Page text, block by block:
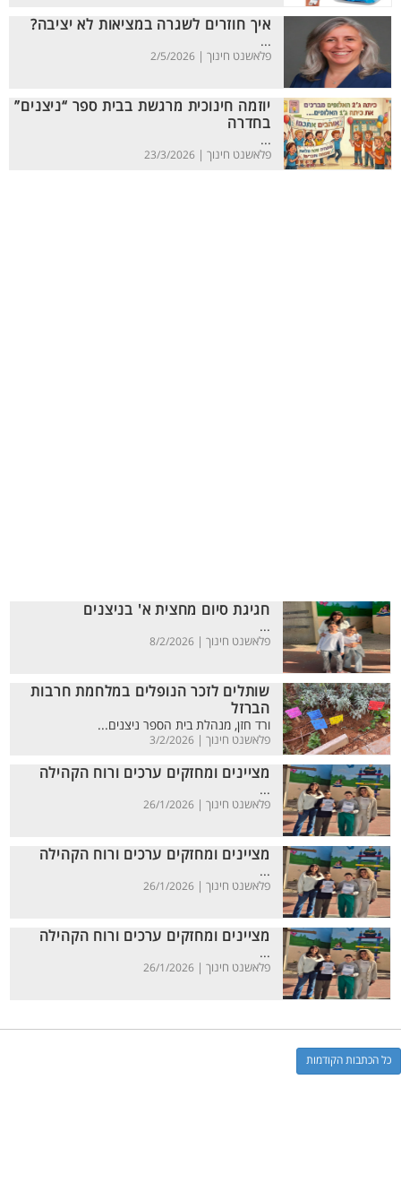
איך חוזרים לשגרה במציאות לא יציבה?
...
פלאשנט חינוך | 2/5/2026
יוזמה חינוכית מרגשת בבית ספר “ניצנים”
בחדרה
...
פלאשנט חינוך | 23/3/2026
חגיגת סיום מחצית א' בניצנים
...
פלאשנט חינוך | 8/2/2026
שותלים לזכר הנופלים במלחמת חרבות
הברזל
ורד חזן, מנהלת בית הספר ניצנים...
פלאשנט חינוך | 3/2/2026
מציינים ומחזקים ערכים ורוח הקהילה
...
פלאשנט חינוך | 26/1/2026
מציינים ומחזקים ערכים ורוח הקהילה
...
פלאשנט חינוך | 26/1/2026
מציינים ומחזקים ערכים ורוח הקהילה
...
פלאשנט חינוך | 26/1/2026
כל הכתבות הקודמות